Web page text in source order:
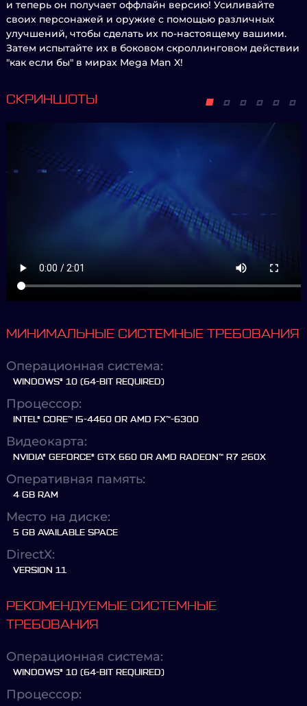
и теперь он получает оффлайн версию! Усиливайте
своих персонажей и оружие с помощью различных
улучшений, чтобы сделать их по-настоящему вашими.
Затем испытайте их в боковом скроллинговом действии
"как если бы" в мирах Mega Man X!
СКРИНШОТЫ
МИНИМАЛЬНЫЕ СИСТЕМНЫЕ ТРЕБОВАНИЯ
Операционная система:
WINDOWS® 10 (64-BIT REQUIRED)
Процессор:
INTEL® CORE™ I5-4460 OR AMD FX™-6300
Видеокарта:
NVIDIA® GEFORCE® GTX 660 OR AMD RADEON™ R7 260X
Оперативная память:
4 GB RAM
Место на диске:
5 GB AVAILABLE SPACE
DirectX:
VERSION 11
РЕКОМЕНДУЕМЫЕ СИСТЕМНЫЕ
ТРЕБОВАНИЯ
Операционная система:
WINDOWS® 10 (64-BIT REQUIRED)
Процессор: